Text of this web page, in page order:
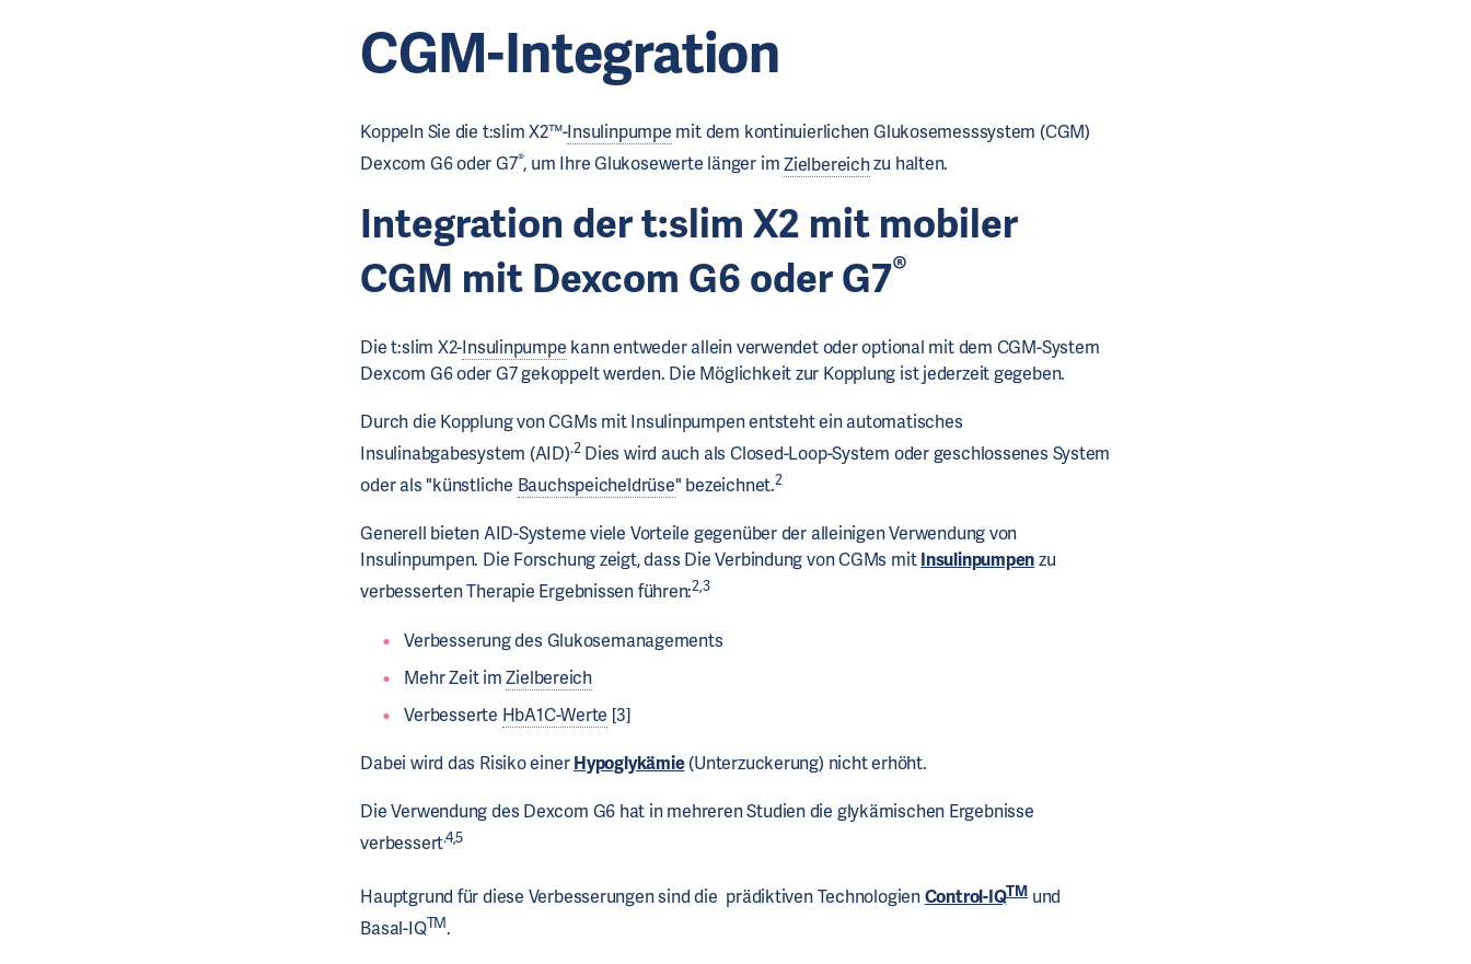
CGM-Integration
Koppeln Sie die t:slim X2™-Insulinpumpe mit dem kontinuierlichen Glukosemesssystem (CGM)
Dexcom G6 oder G7®, um Ihre Glukosewerte länger imZielbereichzu halten.
Integration dert:slim X2 mit mobiler
CGM mit Dexcom G6 oder G7®
Die t:slim X2-Insulinpumpe kann entweder allein verwendet oder optional mit dem CGM-System
Dexcom G6 oder G7 gekoppelt werden. Die Möglichkeit zur Kopplung ist jederzeit gegeben.
Durch die Kopplung von CGMs mit Insulinpumpen entsteht ein automatisches
Insulinabgabesystem (AID).2Dies wird auch als Closed-Loop-System oder geschlossenes System
oder als "künstliche Bauchspeicheldrüse" bezeichnet.2
Generell bieten AID-Systeme viele Vorteile gegenüber der alleinigen Verwendung von
Insulinpumpen. Die Forschung zeigt, dass Die Verbindung von CGMs mitInsulinpumpenzu
verbesserten Therapie Ergebnissen führen:2,3
Verbesserung des Glukosemanagements
Mehr Zeit imZielbereich
Verbesserte HbA1C-Werte [3]
Dabei wird das Risiko einerHypoglykämie(Unterzuckerung) nicht erhöht.
Die Verwendung des Dexcom G6 hat in mehreren Studien die glykämischen Ergebnisse
verbessert.4,5
Hauptgrund für diese Verbesserungen sind die prädiktiven TechnologienControl-IQTM und
Basal-IQTM.